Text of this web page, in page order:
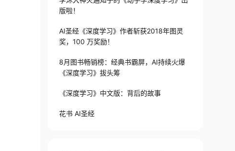
版啦！
AI圣经《深度学习》作者斩获2018年图灵
奖，100 万奖励！
8月图书畅销榜：经典书霸屏，AI持续火爆
《深度学习》拔头筹
《深度学习》中文版：背后的故事
花书 AI圣经